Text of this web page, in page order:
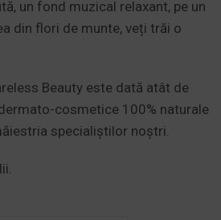
un fond muzical relaxant, pe un
din flori de munte, veți trăi o
Beauty este dată atât de
cosmetice 100% naturale
specialiștilor noștri.